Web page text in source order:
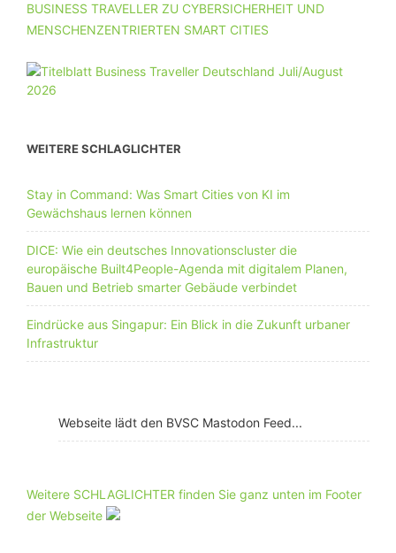
BUSINESS TRAVELLER ZU CYBERSICHERHEIT UND
MENSCHENZENTRIERTEN SMART CITIES
WEITERE SCHLAGLICHTER
Stay in Command: Was Smart Cities von KI im
Gewächshaus lernen können
DICE: Wie ein deutsches Innovationscluster die
europäische Built4People-Agenda mit digitalem Planen,
Bauen und Betrieb smarter Gebäude verbindet
Eindrücke aus Singapur: Ein Blick in die Zukunft urbaner
Infrastruktur
Webseite lädt den BVSC Mastodon Feed...
Weitere SCHLAGLICHTER finden Sie ganz unten im Footer
der Webseite